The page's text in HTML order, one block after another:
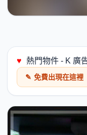
♥ 熱門物件 - K 廣
✎ 免費出現在這裡